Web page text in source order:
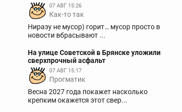
07 АВГ 15:26
Как-то так
Ниразу не мусор) горит… мусор просто в
новости вбрасывают ...
На улице Советской в Брянске уложили
сверхпрочный асфальт
07 АВГ 15:17
Прогматик
Весна 2027 года покажет насколько
крепким окажется этот свер...